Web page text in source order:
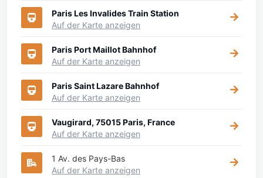
Paris Les Invalides Train Station
Auf der Karte anzeigen
Paris Port Maillot Bahnhof
Auf der Karte anzeigen
Paris Saint Lazare Bahnhof
Auf der Karte anzeigen
Vaugirard, 75015 Paris, France
Auf der Karte anzeigen
1 Av. des Pays-Bas
Auf der Karte anzeigen